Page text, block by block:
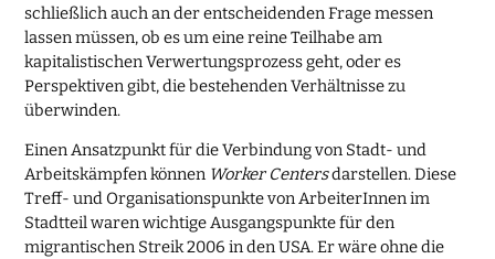
schließlich auch an der entscheidenden Frage messen
lassen müssen, ob es um eine reine Teilhabe am
kapitalistischen Verwertungsprozess geht, oder es
Perspektiven gibt, die bestehenden Verhältnisse zu
überwinden.
Einen Ansatzpunkt für die Verbindung von Stadt- und
Arbeitskämpfen können Worker Centersdarstellen. Diese
Treff- und Organisationspunkte von ArbeiterInnen im
Stadtteil waren wichtige Ausgangspunkte für den
migrantischen Streik 2006 in den USA. Er wäre ohne die